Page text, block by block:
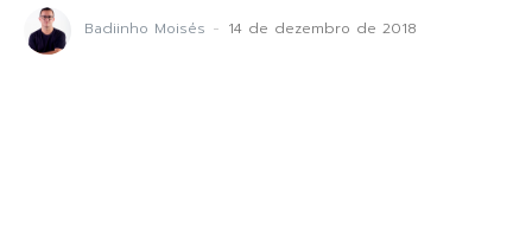
Badiinho Moisés - 14 de dezembro de 2018